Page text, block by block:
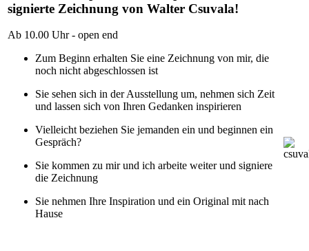
signierte Zeichnung von Walter Csuvala!
Ab 10.00 Uhr - open end
Zum Beginn erhalten Sie eine Zeichnung von mir, die
noch nicht abgeschlossen ist
Sie sehen sich in der Ausstellung um, nehmen sich Zeit
und lassen sich von Ihren Gedanken inspirieren
Vielleicht beziehen Sie jemanden ein und beginnen ein
Gespräch?
Sie kommen zu mir und ich arbeite weiter und signiere
die Zeichnung
Sie nehmen Ihre Inspiration und ein Original mit nach
Hause